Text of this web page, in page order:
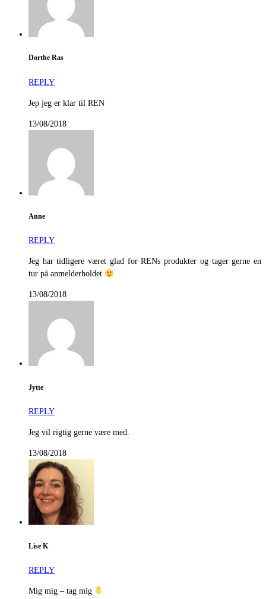
Dorthe Ras
REPLY
Jep jeg er klar til REN
13/08/2018
Anne
REPLY
Jeg har tidligere været glad for RENs produkter og tager gerne en
tur på anmelderholdet
13/08/2018
Jytte
REPLY
Jeg vil rigtig gerne være med.
13/08/2018
Lise K
REPLY
Mig mig – tag mig